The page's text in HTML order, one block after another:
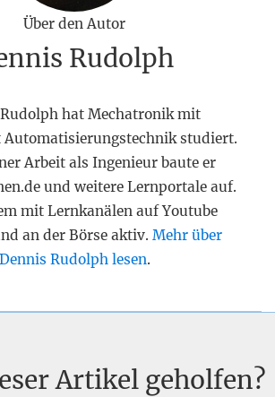
Über den Autor
Rudolph
hat Mechatronik mit
Automatisierungstechnik studiert.
Arbeit als Ingenieur baute er
und weitere Lernportale auf.
mit Lernkanälen auf Youtube
an der Börse aktiv. Mehr über
Dennis Rudolph lesen.
Artikel geholfen?